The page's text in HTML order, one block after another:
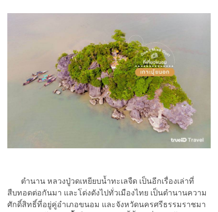
ตำนาน หลวงปู่วดเหยียบน้ำทะเลจืด เป็นอีกเรื่องเล่าที่
สืบทอดต่อกันมา และโด่งดังไปทั่วเมืองไทย เป็นตำนานความ
ศักดิ์สิทธิ์ที่อยู่คู่อำเภอขนอม และจังหวัดนครศรีธรรมราชมา